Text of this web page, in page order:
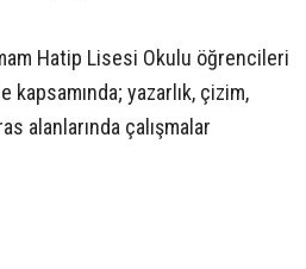
Hatip Lisesi Okulu öğrencileri
kapsamında; yazarlık, çizim,
alanlarında çalışmalar